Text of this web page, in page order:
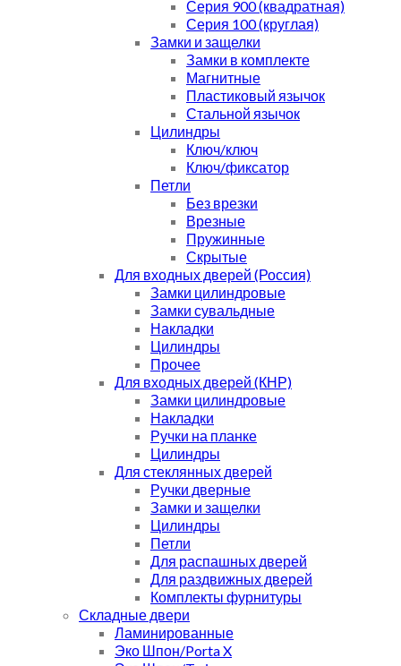
Серия 900 (квадратная)
Серия 100 (круглая)
Замки и защелки
Замки в комплекте
Магнитные
Пластиковый язычок
Стальной язычок
Цилиндры
Ключ/ключ
Ключ/фиксатор
Петли
Без врезки
Врезные
Пружинные
Скрытые
Для входных дверей (Россия)
Замки цилиндровые
Замки сувальдные
Накладки
Цилиндры
Прочее
Для входных дверей (КНР)
Замки цилиндровые
Накладки
Ручки на планке
Цилиндры
Для стеклянных дверей
Ручки дверные
Замки и защелки
Цилиндры
Петли
Для распашных дверей
Для раздвижных дверей
Комплекты фурнитуры
Складные двери
Ламинированные
Эко Шпон/Porta X